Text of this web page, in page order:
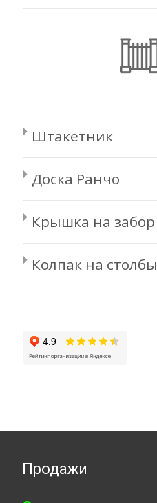
Штакетник
Доска Ранчо
Крышка на забор
Колпак на столбы
Продажи